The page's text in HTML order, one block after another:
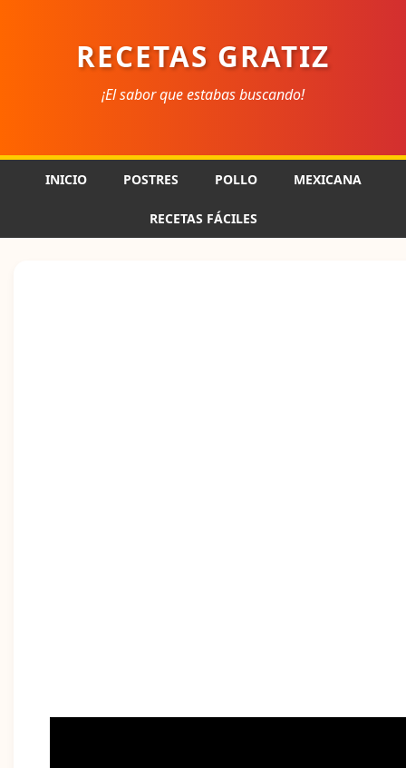
RECETAS GRATIZ
¡El sabor que estabas buscando!
INICIO POSTRES POLLO MEXICANA
RECETAS FÁCILES